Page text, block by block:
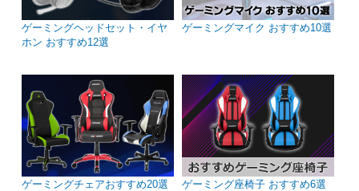
ゲーミングヘッドセット・イヤ
ホン おすすめ12選
ゲーミングマイク おすすめ10選
ゲーミングチェアおすすめ20選
ゲーミング座椅子 おすすめ6選